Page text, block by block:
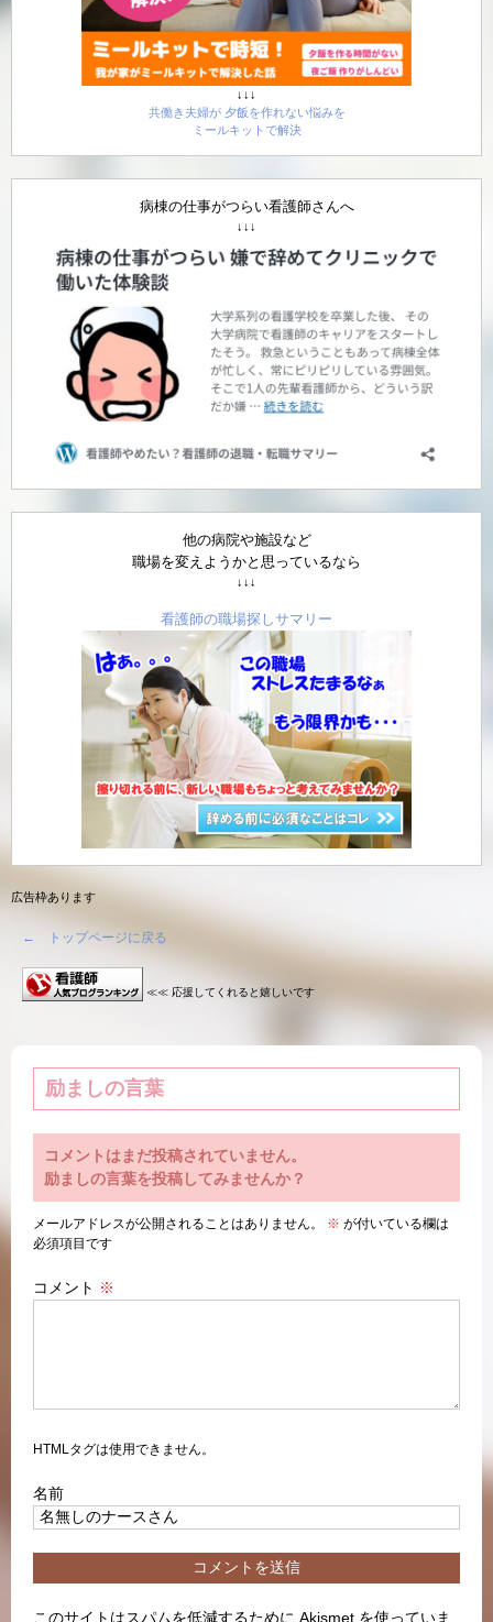
↓↓↓
共働き夫婦が 夕飯を作れない悩みを
ミールキットで解決
病棟の仕事がつらい看護師さんへ
↓↓↓
他の病院や施設など
職場を変えようかと思っているなら
↓↓↓
看護師の職場探しサマリー
広告枠あります
← トップページに戻る
≪≪ 応援してくれると嬉しいです
励ましの言葉
コメントはまだ投稿されていません。
励ましの言葉を投稿してみませんか？
メールアドレスが公開されることはありません。 ※ が付いている欄は
必須項目です
コメント ※
HTMLタグは使用できません。
名前
このサイトはスパムを低減するために Akismet を使っていま